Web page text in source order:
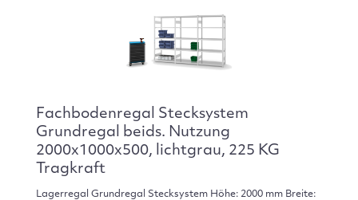
Fachbodenregal Stecksystem
Grundregal beids. Nutzung
2000x1000x500, lichtgrau, 225 KG
Tragkraft
Lagerregal Grundregal Stecksystem Höhe: 2000 mm Breite: